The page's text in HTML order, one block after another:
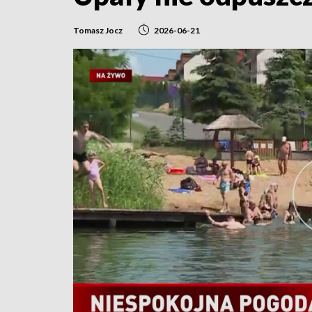
Tomasz Jocz 2026-06-21